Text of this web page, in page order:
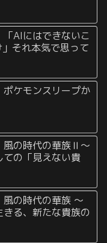
「AIにはできないこ
」それ本気で思って
ポケモンスリープか
風の時代の華族Ⅱ〜
の「見えない貴
風の時代の華族 〜
る、新たな貴族の